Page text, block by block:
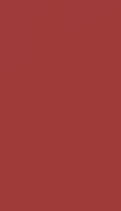
libres utiles pour
à